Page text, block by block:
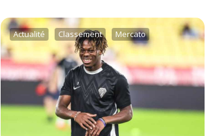
Actualité Classement Mercato